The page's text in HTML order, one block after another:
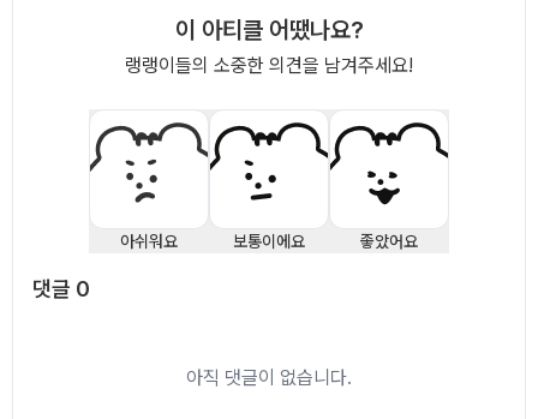
이 아티클 어땠나요?
랭랭이들의 소중한 의견을 남겨주세요!
아쉬워요 보통이에요 좋았어요
댓글 0
아직 댓글이 없습니다.